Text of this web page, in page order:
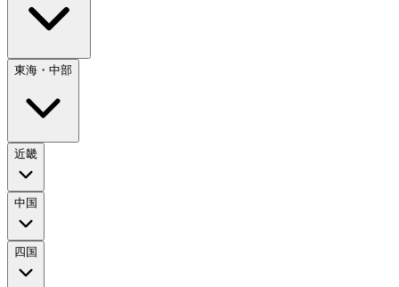
東海・中部
近畿
中国
四国